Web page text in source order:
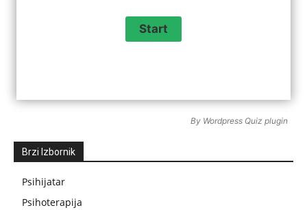
By Wordpress Quiz plugin
Brzi Izbornik
Psihijatar
Psihoterapija